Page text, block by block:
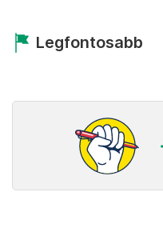
Legfontosabb